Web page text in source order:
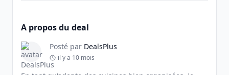
A propos du deal
Posté par DealsPlus
il y a 10 mois